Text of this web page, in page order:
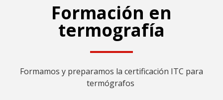
Formación en
termografía
Formamos y preparamos la certificación ITC para
termógrafos